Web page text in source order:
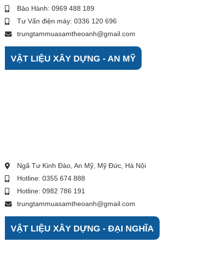
Bảo Hành: 0969 488 189
Tư Vấn điện máy: 0336 120 696
trungtammuasamtheoanh@gmail.com
VẬT LIỆU XÂY DỰNG - AN MỸ
Ngã Tư Kinh Đào, An Mỹ, Mỹ Đức, Hà Nội
Hotline: 0355 674 888
Hotline: 0982 786 191
trungtammuasamtheoanh@gmail.com
VẬT LIỆU XÂY DỰNG - ĐẠI NGHĨA